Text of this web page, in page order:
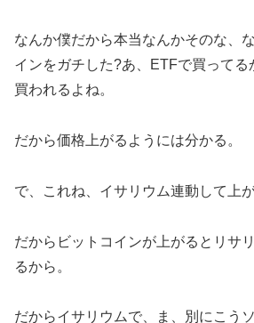
なんか僕だから本当なんかそのな、
インをガチした?あ、ETFで買って
買われるよね。
だから価格上がるようには分かる。
で、これね、イサリウム連動して上が
だからビットコインが上がるとリサ
るから。
だからイサリウムで、ま、別にこう